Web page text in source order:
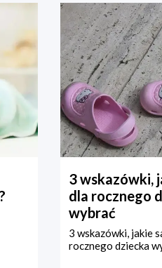
3 wskazówki,
dla rocznego
wybrać
3 wskazówki, jakie
rocznego dziecka